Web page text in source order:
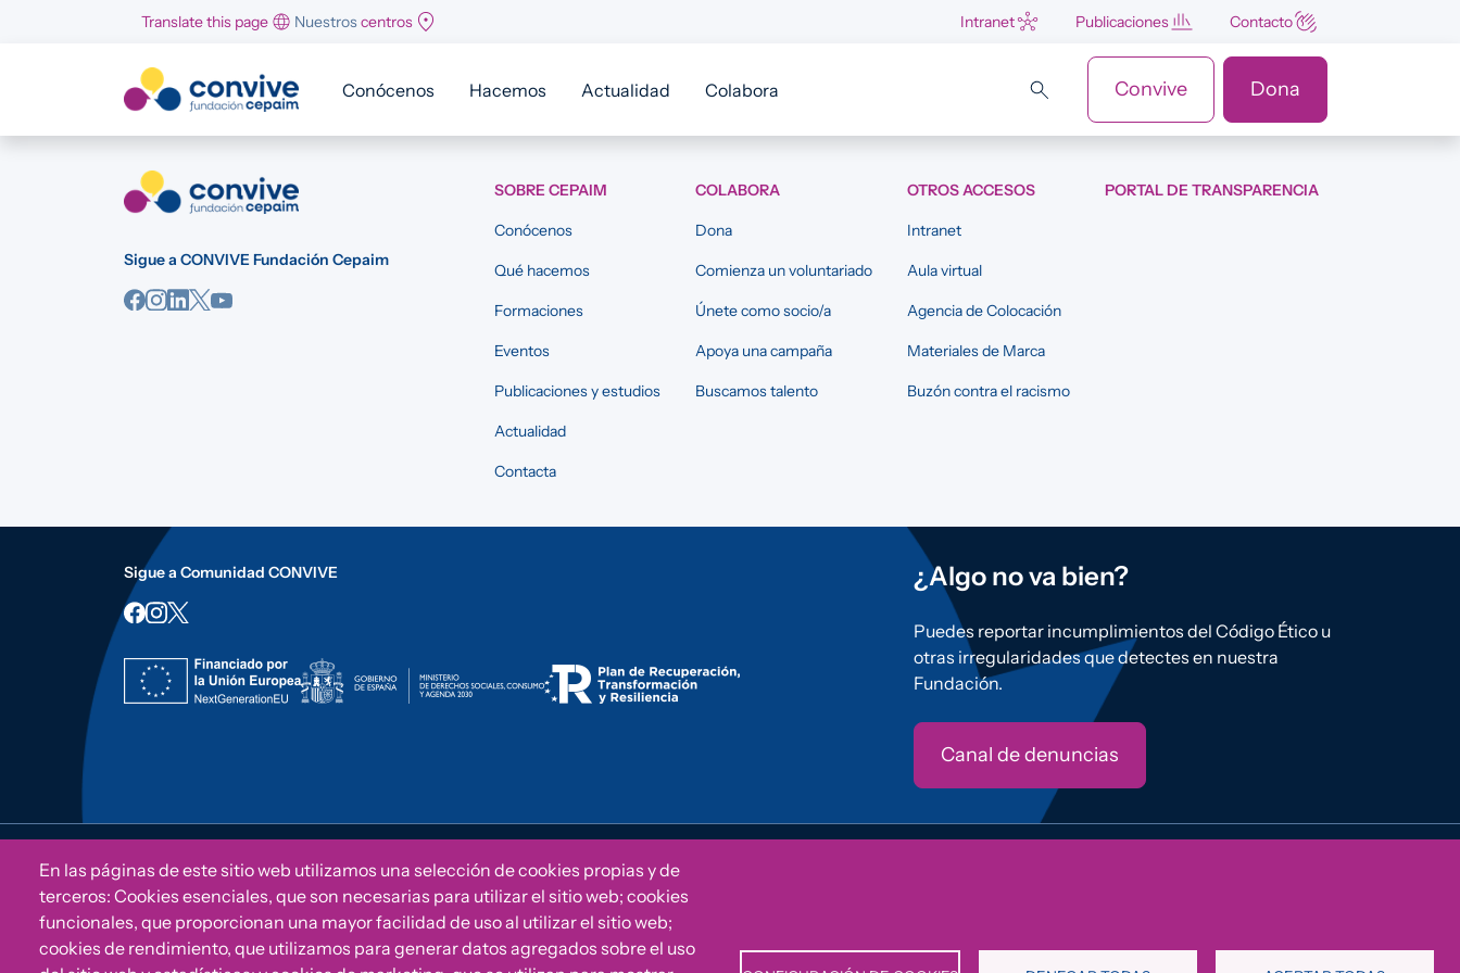
Pasar al contenido principal
Translate this page Nuestroscentros Intranet Publicaciones Contacto
Conócenos Hacemos Actualidad Colabora Convive Dona
Sigue a CONVIVE Fundación Cepaim
SOBRE CEPAIM
Conócenos
Qué hacemos
Formaciones
Eventos
Publicaciones y estudios
Actualidad
Contacta
COLABORA
Dona
Comienza un voluntariado
Únete como socio/a
Apoya una campaña
Buscamos talento
OTROS ACCESOS
Intranet
Aula virtual
Agencia de Colocación
Materiales de Marca
Buzón contra el racismo
PORTAL DE TRANSPARENCIA
Sigue a Comunidad CONVIVE ¿Algo no va bien?
Puedes reportar incumplimientos del Código Ético u
otras irregularidades que detectes en nuestra
Fundación.
Canal de denuncias
CONVIVE Fundación Cepaim 2026© | All rights reserved
En las páginas de este sitio web utilizamos una selección de cookies propias y de
terceros: Cookies esenciales, que son necesarias para utilizar el sitio web; cookies
funcionales, que proporcionan una mayor facilidad de uso al utilizar el sitio web;
cookies de rendimiento, que utilizamos para generar datos agregados sobre el uso